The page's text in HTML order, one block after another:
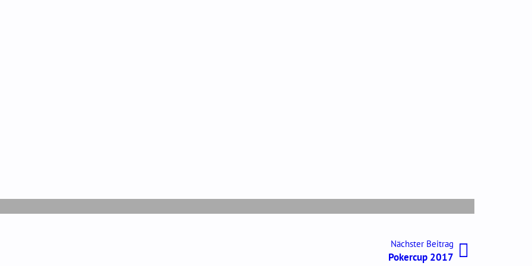
Nächster BeitragNächster
Beitrag:
Pokercup 2017